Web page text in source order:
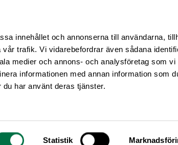
innehållet och annonserna till användarna,
trafik. Vi vidarebefordrar även sådana
medier och annons- och analysföretag som vi
informationen med annan information som
har använt deras tjänster.
Statistik